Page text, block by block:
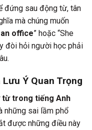
đứng sau động từ, tân
mà chúng muốn
office” hoặc “She
đòi hỏi người học phải
Ý Quan Trọng
trong tiếng Anh
những sai lầm phổ
được những điều này